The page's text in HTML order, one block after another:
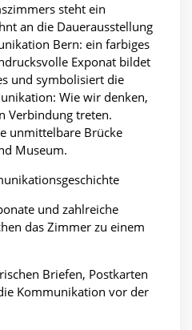
steht ein
an die Dauerausstellung
Bern: ein farbiges
Exponat bildet
und symbolisiert die
Wie wir denken,
Verbindung treten.
unmittelbare Brücke
Museum.
und zahlreiche
das Zimmer zu einem
Briefen, Postkarten
Kommunikation vor der